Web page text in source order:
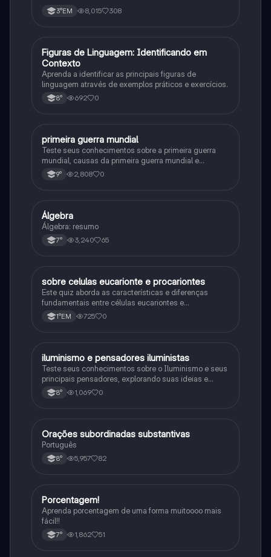
3°EM 8,015 308
FPortuguês
Figuras de Linguagem: Identificando em
Contexto
Aprenda a identificar as principais figuras de
linguagem através de exemplos práticos e exercícios.
8° 692 0
História
primeira guerra mundial
Teste seus conhecimentos sobre a primeira guerra
mundial, causas da primeira guerra mundial e
consequências da Primeira Guerra Mundial, fases da
primeira guerra mundial
9° 2,808 0
Matematica
Álgebra
Álgebra: resumo
7° 3,240 65
Biologia
sobre celulas eucarionte e procariontes
Este quiz aborda as características e diferenças
fundamentais entre células eucariontes e
procariontes.
1°EM 725 0
História
iluminismo e pensadores iluministas
Teste seus conhecimentos sobre o Iluminismo e seus
principais pensadores, explorando suas ideias e
impacto histórico.
8° 1,069 0
Português
Orações subordinadas substantivas
Português
8° 5,957 82
Matematica
Porcentagem!
Aprenda porcentagem de uma forma muitoooo mais
fácil!!
7° 1,862 51